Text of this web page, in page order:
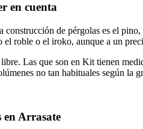
en cuenta
de pérgolas es el
roble o el iroko, aunque a un
Las que son en Kit tienen
no tan habituales según la
Arrasate